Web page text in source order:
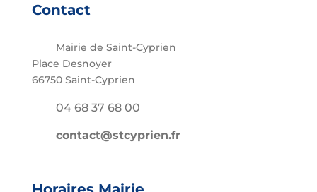
Contact
Mairie de Saint-Cyprien
Place Desnoyer
66750 Saint-Cyprien
04 68 37 68 00
contact@stcyprien.fr